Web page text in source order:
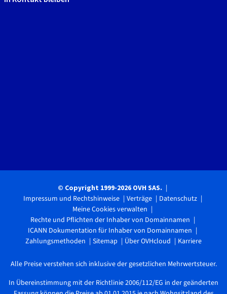
© Copyright 1999-2026 OVH SAS.
Impressum und Rechtshinweise Verträge
Datenschutz
Meine Cookies verwalten
Rechte und Pflichten der Inhaber von Domainnamen
ICANN Dokumentation für Inhaber von Domainnamen
Zahlungsmethoden
Sitemap Über OVHcloud Karriere
Alle Preise verstehen sich inklusive der gesetzlichen Mehrwertsteuer.
In Übereinstimmung mit der Richtlinie 2006/112/EG in der geänderten